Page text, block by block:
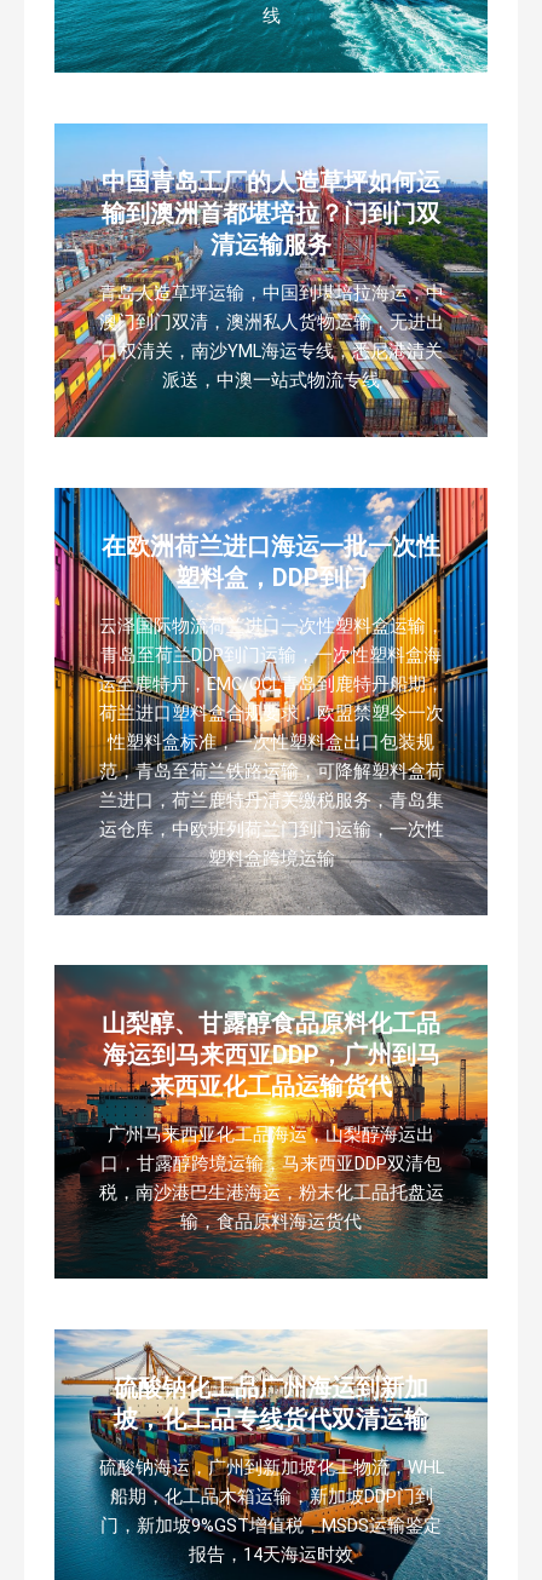
线
中国青岛工厂的人造草坪如何运
输到澳洲首都堪培拉？门到门双
清运输服务
青岛人造草坪运输，中国到堪培拉海运，中
澳门到门双清，澳洲私人货物运输，无进出
口权清关，南沙YML海运专线，悉尼港清关
派送，中澳一站式物流专线
在欧洲荷兰进口海运一批一次性
塑料盒，DDP到门
云泽国际物流荷兰进口一次性塑料盒运输，
青岛至荷兰DDP到门运输，一次性塑料盒海
运至鹿特丹，EMC/OCL青岛到鹿特丹船期，
荷兰进口塑料盒合规要求，欧盟禁塑令一次
性塑料盒标准，一次性塑料盒出口包装规
范，青岛至荷兰铁路运输，可降解塑料盒荷
兰进口，荷兰鹿特丹清关缴税服务，青岛集
运仓库，中欧班列荷兰门到门运输，一次性
塑料盒跨境运输
山梨醇、甘露醇食品原料化工品
海运到马来西亚DDP，广州到马
来西亚化工品运输货代
广州马来西亚化工品海运，山梨醇海运出
口，甘露醇跨境运输，马来西亚DDP双清包
税，南沙港巴生港海运，粉末化工品托盘运
输，食品原料海运货代
硫酸钠化工品广州海运到新加
坡，化工品专线货代双清运输
硫酸钠海运，广州到新加坡化工物流，WHL
船期，化工品木箱运输，新加坡DDP门到
门，新加坡9%GST增值税，MSDS运输鉴定
报告，14天海运时效